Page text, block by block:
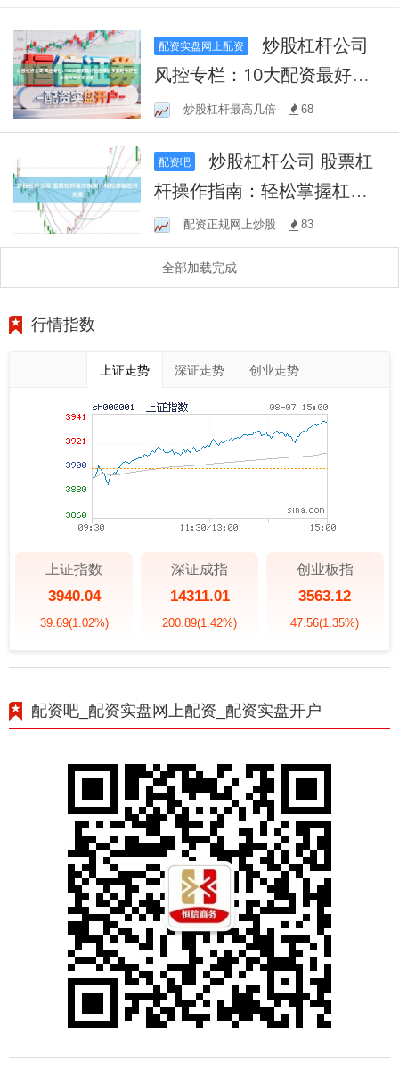
配资实盘网上配资
炒股杠杆公司
风控专栏：10大配资最好的
股票在多策略并行但市场方
向不明的阶
炒股杠杆最高几倍 68
配资吧
炒股杠杆公司 股票杠
杆操作指南：轻松掌握杠杆
交易配资正规网上炒股 83
全部加载完成
行情指数
上证走势 深证走势 创业走势
上证指数
3940.04
39.69(1.02%)
深证成指
14311.01
200.89(1.42%)
创业板指
3563.12
47.56(1.35%)
配资吧_配资实盘网上配资_配资实盘开户